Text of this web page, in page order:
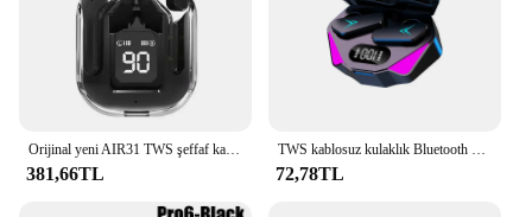
381,66TL 72,78TL